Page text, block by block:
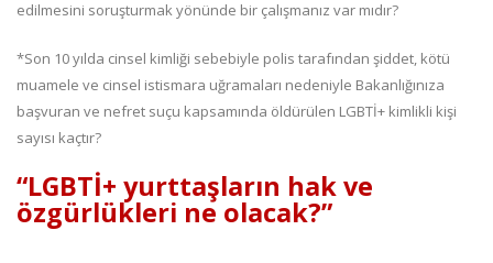
edilmesini soruşturmak yönünde bir çalışmanız var mıdır?
*Son 10 yılda cinsel kimliği sebebiyle polis tarafından şiddet, kötü
muamele ve cinsel istismara uğramaları nedeniyle Bakanlığınıza
başvuran ve nefret suçu kapsamında öldürülen LGBTİ+ kimlikli kişi
sayısı kaçtır?
“LGBTİ+ yurttaşların hak ve
özgürlükleri ne olacak?”